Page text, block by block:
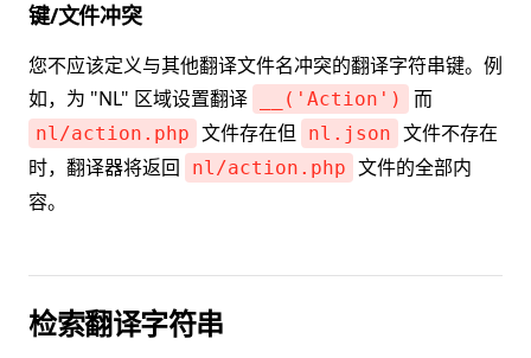
键/文件冲突
您不应该定义与其他翻译文件名冲突的翻译字符串键。例
如，为 "NL" 区域设置翻译
__('Action') 而
nl/action.php 文件存在但 nl.json 文件不存在
时，翻译器将返回
nl/action.php 文件的全部内
容。
检索翻译字符串